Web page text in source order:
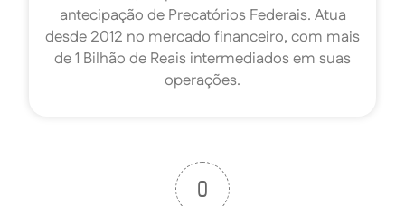
antecipação de Precatórios Federais. Atua
desde 2012 no mercado financeiro, com mais
de 1 Bilhão de Reais intermediados em suas
operações.
0